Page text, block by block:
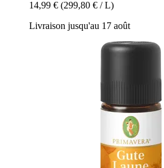
14,99 € (299,80 € / L)
Livraison jusqu'au 17 août